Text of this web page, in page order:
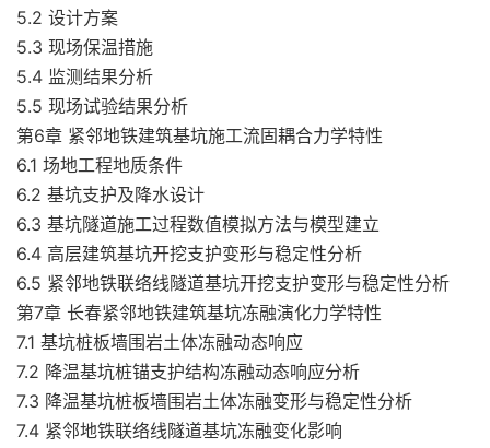
5.2 设计方案
5.3 现场保温措施
5.4 监测结果分析
5.5 现场试验结果分析
第6章 紧邻地铁建筑基坑施工流固耦合力学特性
6.1 场地工程地质条件
6.2 基坑支护及降水设计
6.3 基坑隧道施工过程数值模拟方法与模型建立
6.4 高层建筑基坑开挖支护变形与稳定性分析
6.5 紧邻地铁联络线隧道基坑开挖支护变形与稳定性分析
第7章 长春紧邻地铁建筑基坑冻融演化力学特性
7.1 基坑桩板墙围岩土体冻融动态响应
7.2 降温基坑桩锚支护结构冻融动态响应分析
7.3 降温基坑桩板墙围岩土体冻融变形与稳定性分析
7.4 紧邻地铁联络线隧道基坑冻融变化影响